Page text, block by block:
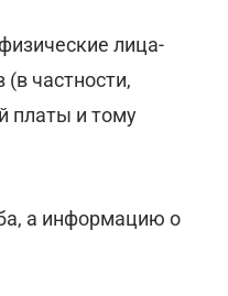
лица-
частности,
платы и тому
а информацию о